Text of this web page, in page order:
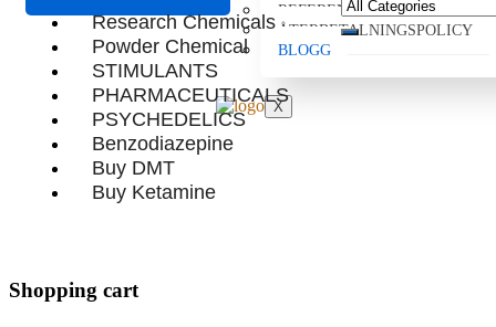
REFERENSER
ÅTERBETALNINGSPOLICY
BLOGG
X
Research Chemicals
Powder Chemical
STIMULANTS
PHARMACEUTICALS
PSYCHEDELICS
Benzodiazepine
Buy DMT
Buy Ketamine
Shopping cart